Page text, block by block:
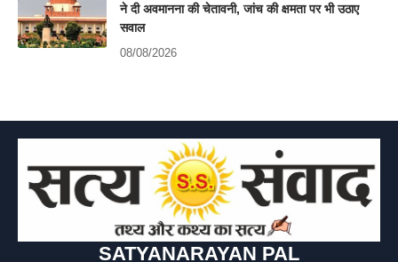
ने दी अवमानना की चेतावनी, जांच की क्षमता पर भी उठाए
सवाल
08/08/2026
SATYANARAYAN PAL